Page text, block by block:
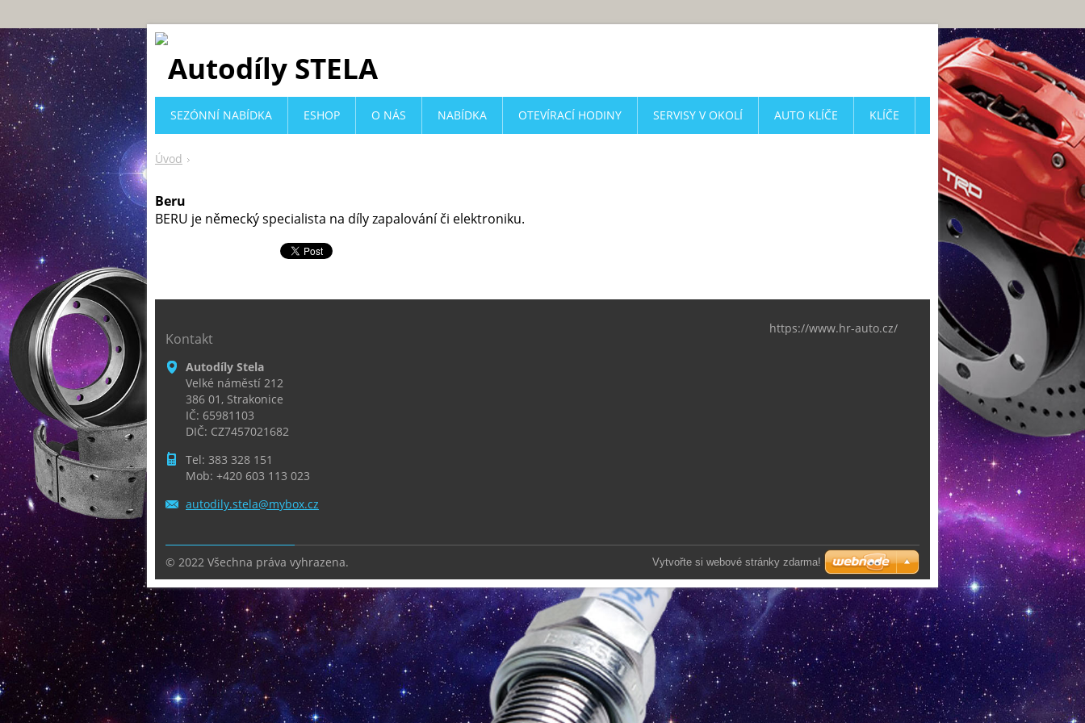
Úvod
Beru
BERU je německý specialista na díly zapalování či elektroniku.
SEZÓNNÍ NABÍDKA ESHOP O NÁS NABÍDKA OTEVÍRACÍ HODINY SERVISY V OKOLÍ AUTO KLÍČE KLÍČE
Kontakt
Autodíly Stela
Velké náměstí 212
386 01, Strakonice
IČ: 65981103
DIČ: CZ7457021682
Tel: 383 328 151
Mob: +420 603 113 023
autodily.stela@mybox.cz
https://www.hr-auto.cz/
© 2022 Všechna práva vyhrazena. Vytvořte si webové stránky zdarma!